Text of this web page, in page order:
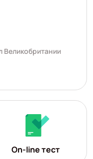
Великобритании
On-line тест